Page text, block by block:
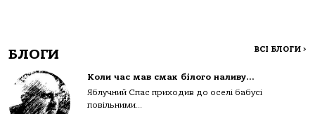
БЛОГИ ВСІ БЛОГИ >
Коли час мав смак білого наливу…
Яблучний Спас приходив до оселі бабусі
повільними...